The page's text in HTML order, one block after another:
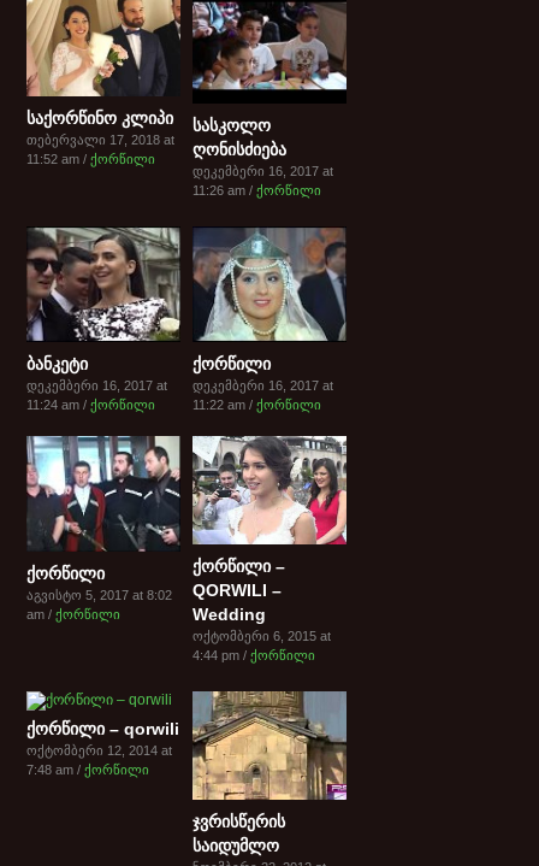
საქორწინო კლიპი
თებერვალი 17, 2018 at
11:52 am /ქორწილი
სასკოლო
ღონისძიება
დეკემბერი 16, 2017 at
11:26 am /ქორწილი
ბანკეტი
დეკემბერი 16, 2017 at
11:24 am /ქორწილი
ქორწილი
დეკემბერი 16, 2017 at
11:22 am /ქორწილი
ქორწილი
აგვისტო 5, 2017 at 8:02
am /ქორწილი
ქორწილი –
QORWILI –
Wedding
ოქტომბერი 6, 2015 at
4:44 pm /ქორწილი
ქორწილი – qorwili
ოქტომბერი 12, 2014 at
7:48 am /ქორწილი
ჯვრისწერის
საიდუმლო